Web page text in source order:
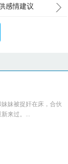
感情建议
妹被捉奸在床，合伙
来过。...